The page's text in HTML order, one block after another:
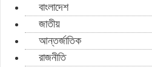
বাংলাদেশ
জাতীয়
আন্তর্জাতিক
রাজনীতি